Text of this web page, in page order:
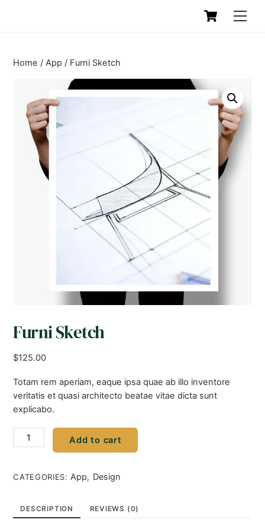
Cart
Home /App / Furni Sketch
Furni Sketch
$125.00
Totam rem aperiam, eaque ipsa quae ab illo inventore
veritatis et quasi architecto beatae vitae dicta sunt
explicabo.
Furni
Sketch
Add to cart
CATEGORIES: App, Design
DESCRIPTION REVIEWS (0)